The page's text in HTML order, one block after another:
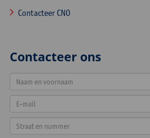
Contacteer CNO
Contacteer ons